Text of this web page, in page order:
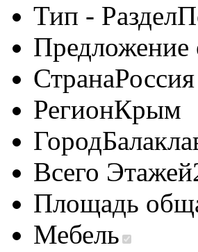
Тип - Раздел
Предложение
СтранаРоссия
РегионКрым
Город
Всего Этажей
Площадь
Мебель